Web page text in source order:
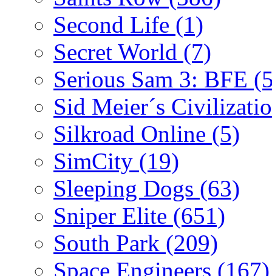
Second Life (1)
Secret World (7)
Serious Sam 3: BFE
Sid Meier´s
Silkroad Online (5)
SimCity (19)
Sleeping Dogs (63)
Sniper Elite (651)
South Park (209)
Space Engineers (167)